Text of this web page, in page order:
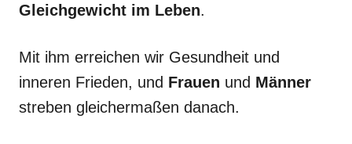
Gleichgewicht im Leben.
Mit ihm erreichen wir Gesundheit und
inneren Frieden, und Frauen und Männer
streben gleichermaßen danach.